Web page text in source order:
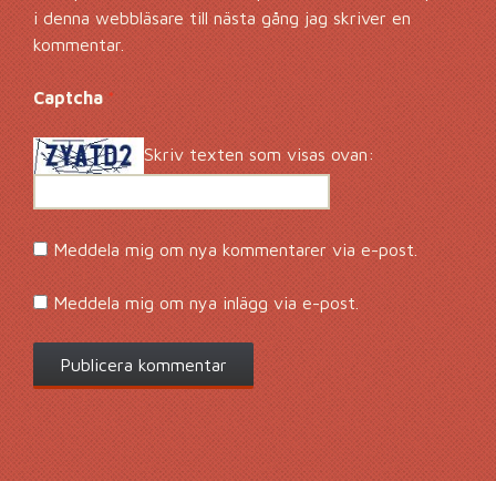
i denna webbläsare till nästa gång jag skriver en
kommentar.
Captcha*
Skriv texten som visas ovan:
Meddela mig om nya kommentarer via e-post.
Meddela mig om nya inlägg via e-post.